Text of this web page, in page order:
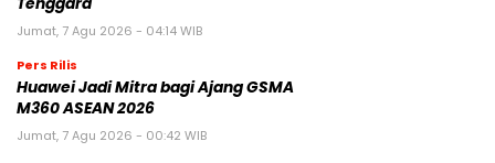
Jumat, 7 Agu 2026 - 04:14 WIB
Pers Rilis
Huawei Jadi Mitra bagi Ajang GSMA
M360 ASEAN 2026
Jumat, 7 Agu 2026 - 00:42 WIB